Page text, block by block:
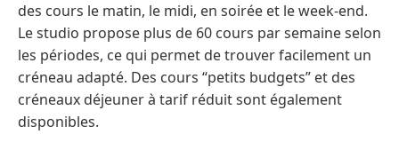
des cours le matin, le midi, en soirée et le week-end.
Le studio propose plus de 60 cours par semaine selon
les périodes, ce qui permet de trouver facilement un
créneau adapté. Des cours “petits budgets” et des
créneaux déjeuner à tarif réduit sont également
disponibles.